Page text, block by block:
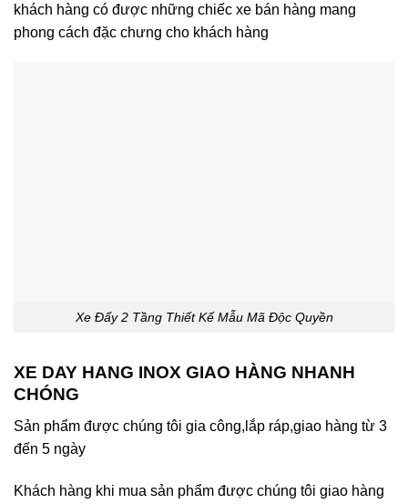
khách hàng có được những chiếc xe bán hàng mang
phong cách đặc chưng cho khách hàng
Xe Đẩy 2 Tầng Thiết Kế Mẫu Mã Độc Quyền
XE DAY HANG INOX GIAO HÀNG NHANH
CHÓNG
Sản phẩm được chúng tôi gia công,lắp ráp,giao hàng từ 3
đến 5 ngày
Khách hàng khi mua sản phẩm được chúng tôi giao hàng